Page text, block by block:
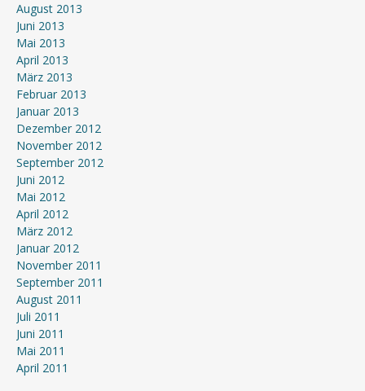
August 2013
Juni 2013
Mai 2013
April 2013
März 2013
Februar 2013
Januar 2013
Dezember 2012
November 2012
September 2012
Juni 2012
Mai 2012
April 2012
März 2012
Januar 2012
November 2011
September 2011
August 2011
Juli 2011
Juni 2011
Mai 2011
April 2011